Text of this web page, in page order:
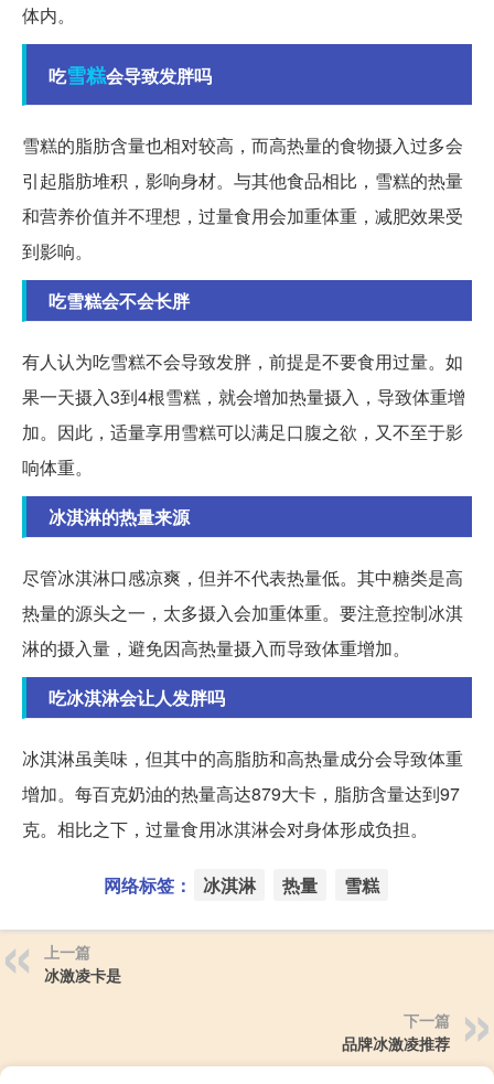
体内。
吃雪糕会导致发胖吗
雪糕的脂肪含量也相对较高，而高热量的食物摄入过多会
引起脂肪堆积，影响身材。与其他食品相比，雪糕的热量
和营养价值并不理想，过量食用会加重体重，减肥效果受
到影响。
吃雪糕会不会长胖
有人认为吃雪糕不会导致发胖，前提是不要食用过量。如
果一天摄入3到4根雪糕，就会增加热量摄入，导致体重增
加。因此，适量享用雪糕可以满足口腹之欲，又不至于影
响体重。
冰淇淋的热量来源
尽管冰淇淋口感凉爽，但并不代表热量低。其中糖类是高
热量的源头之一，太多摄入会加重体重。要注意控制冰淇
淋的摄入量，避免因高热量摄入而导致体重增加。
吃冰淇淋会让人发胖吗
冰淇淋虽美味，但其中的高脂肪和高热量成分会导致体重
增加。每百克奶油的热量高达879大卡，脂肪含量达到97
克。相比之下，过量食用冰淇淋会对身体形成负担。
网络标签： 冰淇淋 热量 雪糕
上一篇
冰激凌卡是
下一篇
品牌冰激凌推荐